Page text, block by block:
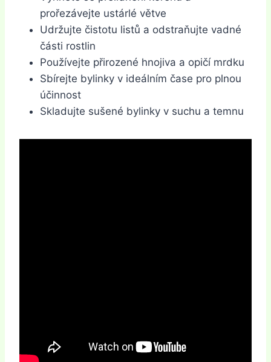
prořezávejte ustárlé větve
Udržujte čistotu listů a odstraňujte vadné
části rostlin
Používejte přirozené hnojiva a opičí mrdku
Sbírejte bylinky v ideálním čase pro plnou
účinnost
Skladujte sušené bylinky v suchu a temnu